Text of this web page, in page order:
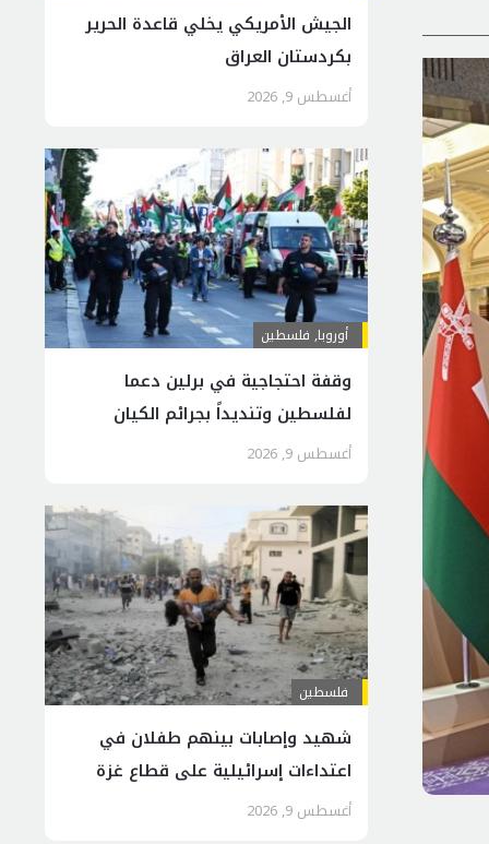
الجيش الأمريكي يخلي قاعدة الحرير
بكردستان العراق
أغسطس 9, 2026
أوروبا, فلسطين
وقفة احتجاجية في برلين دعما
لفلسطين وتنديداً بجرائم الكيان
الصهیوني
أغسطس 9, 2026
فلسطين
شهيد وإصابات بينهم طفلان في
اعتداءات إسرائيلية على قطاع غزة
أغسطس 9, 2026